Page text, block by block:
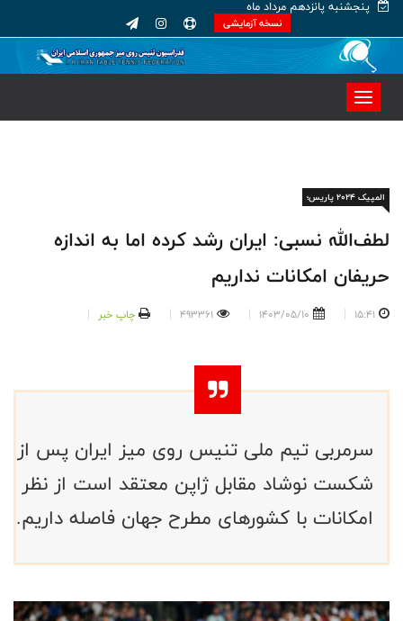
پنجشنبه پانزدهم مرداد ماه
نسخه آزمایشی
المپیک ۲۰۲۴ پاریس؛
لطف‌الله نسبی: ایران رشد کرده اما به اندازه
حریفان امکانات نداریم
15:41
1403/05/10
493361 چاپ خبر
سرمربی تیم ملی تنیس روی میز ایران پس از
شکست نوشاد مقابل ژاپن معتقد است از نظر
امکانات با کشورهای مطرح جهان فاصله داریم.